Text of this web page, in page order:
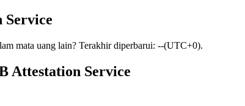
Service
mata uang lain? Terakhir diperbarui: --(UTC+0).
Attestation Service